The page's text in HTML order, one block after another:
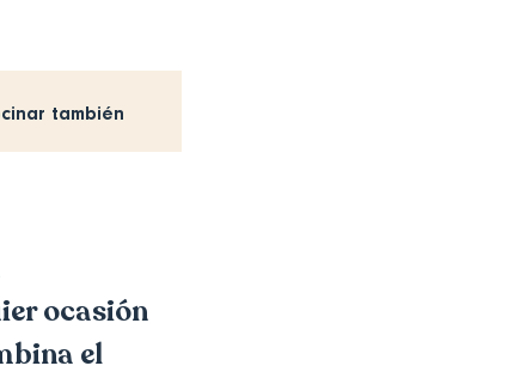
también
ocasión
el